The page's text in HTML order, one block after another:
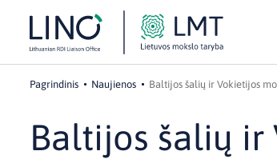
Pagrindinis Naujienos Baltijos šalių ir Vokietijos
Baltijos šalių